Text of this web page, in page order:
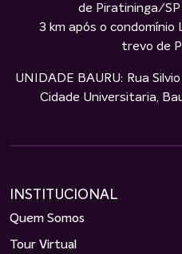
de Piratininga/SP
3 km após o condomínio
trevo de
UNIDADE BAURU: Rua
Cidade Universitaria,
INSTITUCIONAL
Quem Somos
Tour Virtual